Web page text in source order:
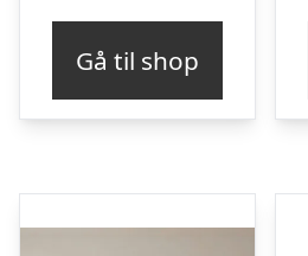
Gå til shop